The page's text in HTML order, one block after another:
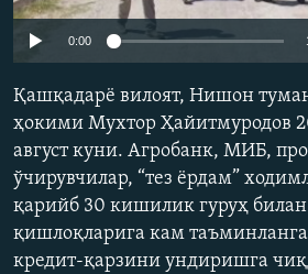
240p 360p
720p
0:00
Қашқадарё вилоят, Нишон
ҳокими Мухтор Ҳайитмуродов
август куни. Агробанк, МИБ,
ўчирувчилар, “тез ёрдам”
қарийб 30 кишилик гуруҳ
қишлоқларига кам
кредит-қарзини ундиришга